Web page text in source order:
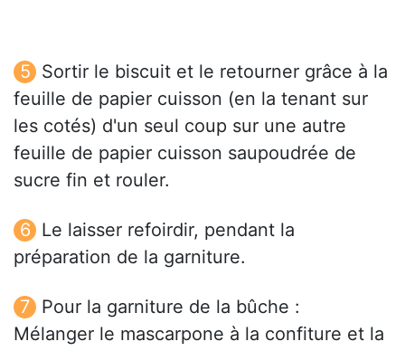
Sortir le biscuit et le retourner grâce à la
feuille de papier cuisson (en la tenant sur
les cotés) d'un seul coup sur une autre
feuille de papier cuisson saupoudrée de
sucre fin et rouler.
Le laisser refoirdir, pendant la
préparation de la garniture.
Pour la garniture de la bûche :
Mélanger le mascarpone à la confiture et la